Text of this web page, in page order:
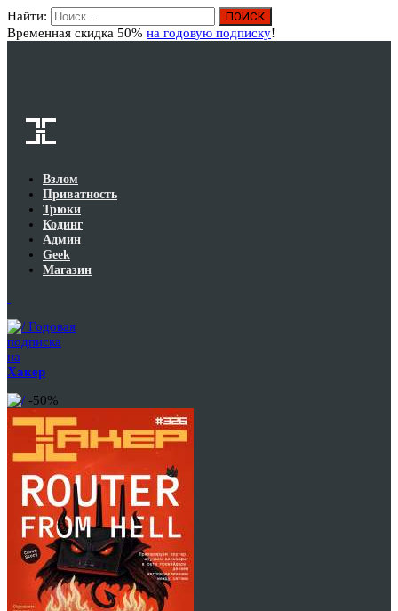
Найти:
Временная скидка 50% на годовую подписку!
Взлом
Приватность
Трюки
Кодинг
Админ
Geek
Магазин
Годовая
подписка
на
Хакер
-50%